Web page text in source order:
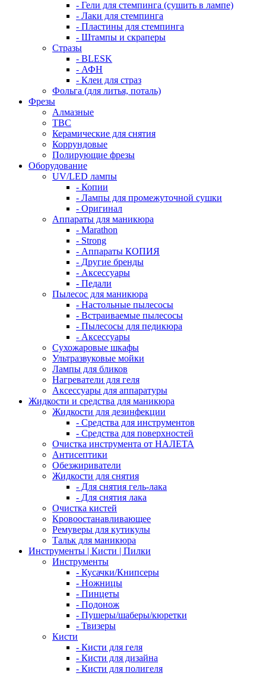
- Гели для стемпинга (сушить в лампе)
- Лаки для стемпинга
- Пластины для стемпинга
- Штампы и скраперы
Стразы
- BLESK
- АФН
- Клеи для страз
Фольга (для литья, поталь)
Фрезы
Алмазные
ТВС
Керамические для снятия
Коррундовые
Полирующие фрезы
Оборудование
UV/LED лампы
- Копии
- Лампы для промежуточной сушки
- Оригинал
Аппараты для маникюра
- Marathon
- Strong
- Аппараты КОПИЯ
- Другие бренды
- Аксессуары
- Педали
Пылесос для маникюра
- Настольные пылесосы
- Встраиваемые пылесосы
- Пылесосы для педикюра
- Аксессуары
Сухожаровые шкафы
Ультразвуковые мойки
Лампы для бликов
Нагреватели для геля
Аксессуары для аппаратуры
Жидкости и средства для маникюра
Жидкости для дезинфекции
- Средства для инструментов
- Средства для поверхностей
Очистка инструмента от НАЛЕТА
Антисептики
Обезжириватели
Жидкости для снятия
- Для снятия гель-лака
- Для снятия лака
Очистка кистей
Кровоостанавливающее
Ремуверы для кутикулы
Тальк для маникюра
Инструменты | Кисти | Пилки
Инструменты
- Кусачки/Книпсеры
- Ножницы
- Пинцеты
- Подонож
- Пушеры/шаберы/кюретки
- Твизеры
Кисти
- Кисти для геля
- Кисти для дизайна
- Кисти для полигеля